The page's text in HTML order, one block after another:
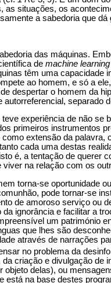
as situações, os
a sabedoria que
das máquinas.
de machine learning
têm uma
ao homem, e só a
despertar o homem da
autorreferencial, separado
experiência de não se
primeiros instrumentos
extensão da
cada uma destas
é, a tentação de querer
na relação com os
torna-se oportunidade
pode tornar-se
de amoroso serviço ou
ignorância e facilitar a
um património
que lhes são
através de narrações
no problema da
da criação e divulgação de
delas), ou
está na base destes